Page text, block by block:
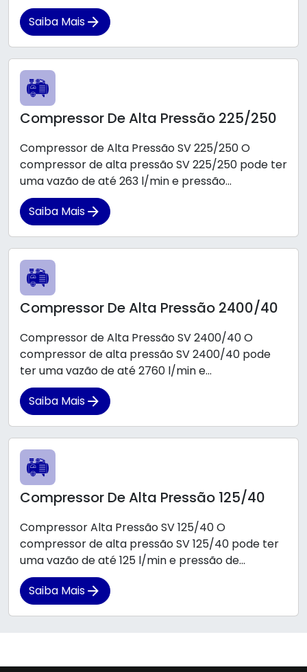
Saiba Mais
Compressor De Alta Pressão 225/250
Compressor de Alta Pressão SV 225/250 O
compressor de alta pressão SV 225/250 pode ter
uma vazão de até 263 l/min e pressão...
Saiba Mais
Compressor De Alta Pressão 2400/40
Compressor de Alta Pressão SV 2400/40 O
compressor de alta pressão SV 2400/40 pode
ter uma vazão de até 2760 l/min e...
Saiba Mais
Compressor De Alta Pressão 125/40
Compressor Alta Pressão SV 125/40 O
compressor de alta pressão SV 125/40 pode ter
uma vazão de até 125 l/min e pressão de...
Saiba Mais